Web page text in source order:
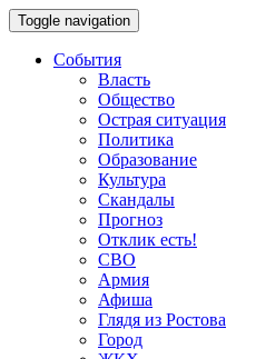
Toggle navigation
События
Власть
Общество
Острая ситуация
Политика
Образование
Культура
Скандалы
Прогноз
Отклик есть!
СВО
Армия
Афиша
Глядя из Ростова
Город